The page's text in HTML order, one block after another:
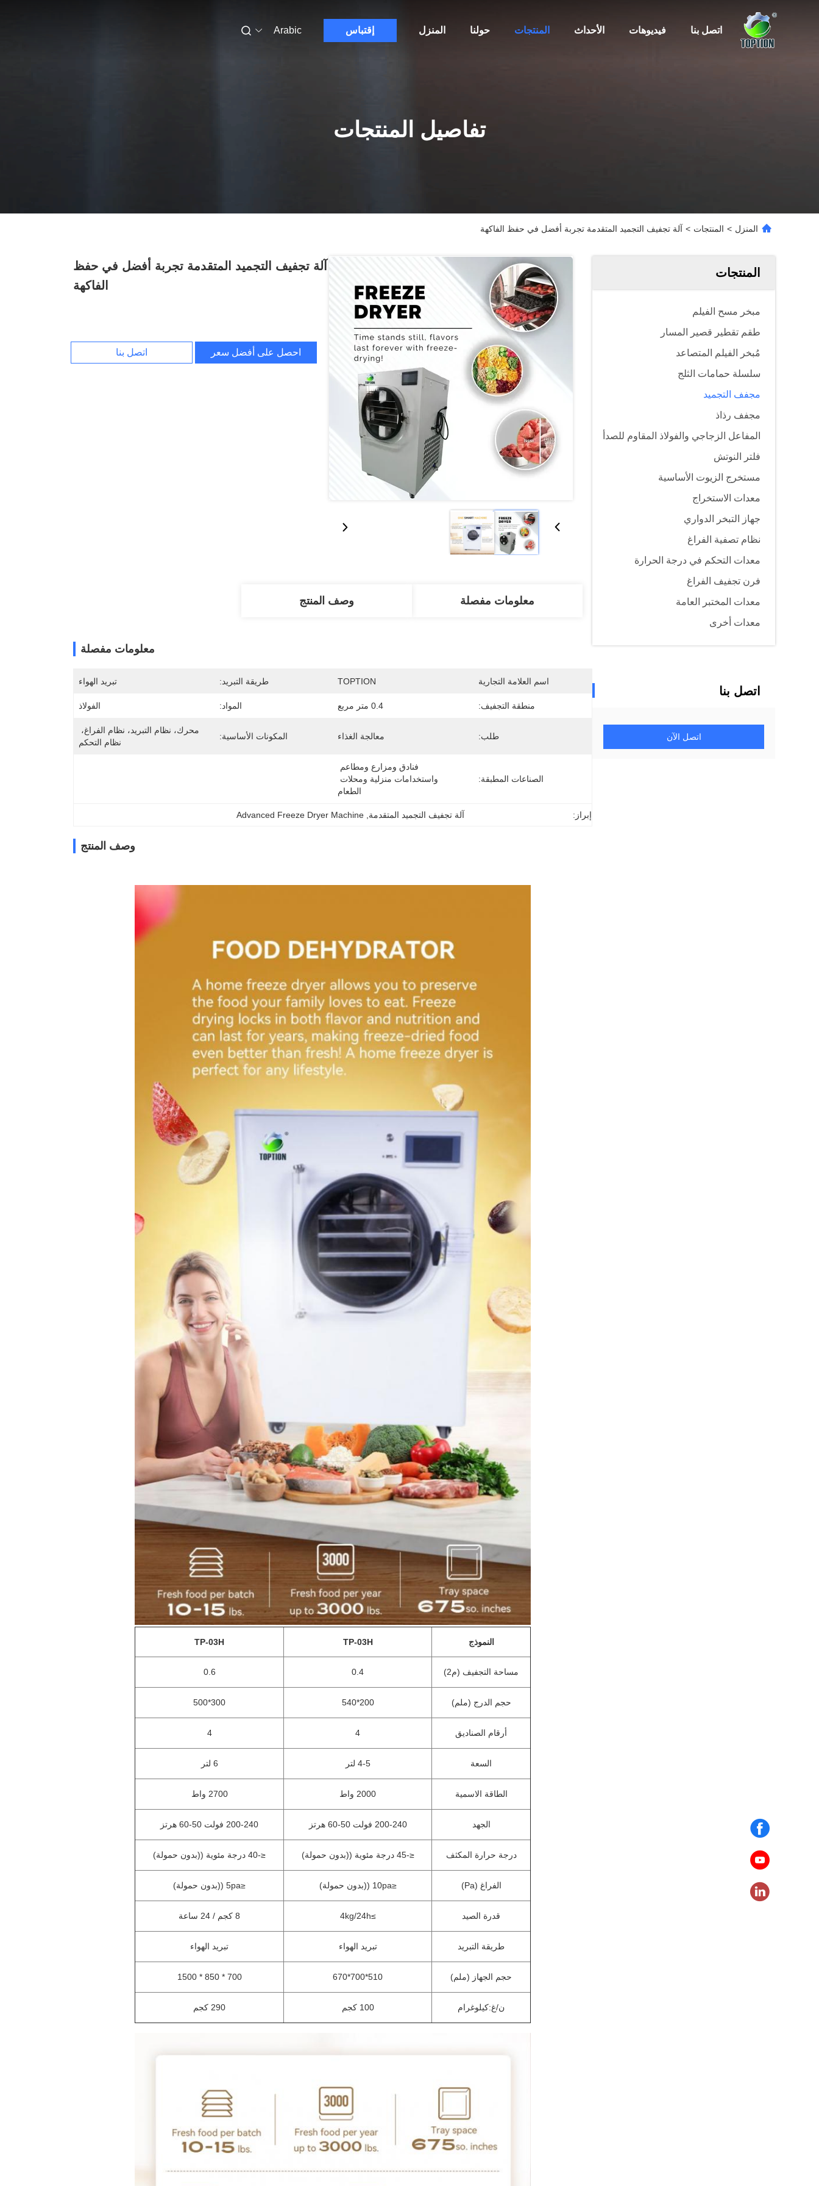
المنزل حولنا المنتجات الأحداث فيديوهات اتصل بنا إقتباس Arabic
تفاصيل المنتجات
المنزل > المنتجات > آلة تجفيف التجميد المتقدمة تجربة أفضل في حفظ الفاكهة
المنتجات
مبخر مسح الفيلم
طقم تقطير قصير المسار
مُبخر الفيلم المتصاعد
سلسلة حمامات الثلج
مجفف التجميد
مجفف رذاذ
المفاعل الزجاجي والفولاذ المقاوم للصدأ
فلتر النوتش
مستخرج الزيوت الأساسية
معدات الاستخراج
جهاز التبخر الدواري
نظام تصفية الفراغ
معدات التحكم في درجة الحرارة
فرن تجفيف الفراغ
معدات المختبر العامة
معدات أخرى
اتصل بنا
اتصل الآن
آلة تجفيف التجميد المتقدمة تجربة أفضل في حفظ
الفاكهة
احصل على أفضل سعر اتصل بنا
معلومات مفصلة وصف المنتج
معلومات مفصلة
اسم العلامة التجارية TOPTION طريقة التبريد: تبريد الهواء
منطقة التجفيف: 0.4 متر مربع المواد: الفولاذ
طلب: معالجة الغذاء المكونات الأساسية:
نظام التحكم
الصناعات المطبقة:
الطعام
إبراز: آلة تجفيف التجميد المتقدمة ,
Advanced Freeze Dryer Machine
وصف المنتج
النموذج TP-03H
TP-03H
مساحة التجفيف (م2) 0.4
0.6
حجم الدرج (ملم) 200*540
300*500
أرقام الصناديق 4
4
السعة 4-5 لتر 6 لتر
الطاقة الاسمية 2000 واط 2700 واط
الجهد 200-240 فولت 50-60 هرتز 200-240 فولت 50-60 هرتز
درجة حرارة المكثف ≤-45 درجة مئوية ((بدون حمولة) ≤-40 درجة مئوية ((بدون حمولة)
الفراغ (Pa) ≤10pa ((بدون حمولة) ≤5pa ((بدون حمولة)
قدرة الصيد ≥4kg/24h 8 كجم / 24 ساعة
طريقة التبريد تبريد الهواء تبريد الهواء
حجم الجهاز (ملم) 510*700*670
700 * 850 * 1500
ن/غ:كيلوغرام 100 كجم 290 كجم